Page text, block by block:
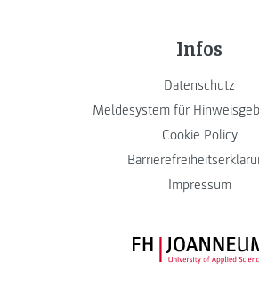
Infos
Datenschutz
Meldesystem für
Cookie Policy
Impressum